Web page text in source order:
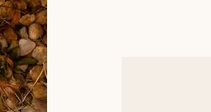
Rua Regente Feijó, 1048 - Piracicaba